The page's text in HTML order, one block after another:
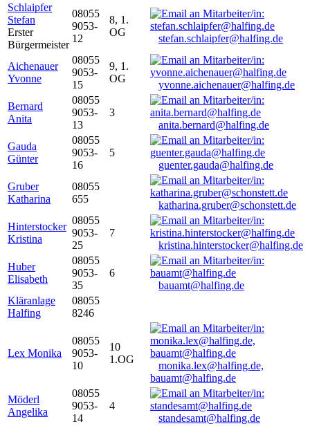
Schlaipfer
Stefan
Erster
Bürgermeister
08055
9053-
12
8, 1.
OG
stefan.schlaipfer@halfing.de
Aichenauer
Yvonne
08055
9053-
15
9, 1.
OG
yvonne.aichenauer@halfing.de
Bernard
Anita
08055
9053-
13
3
anita.bernard@halfing.de
Gauda
Günter
08055
9053-
16
5
guenter.gauda@halfing.de
Gruber
Katharina
08055
655
katharina.gruber@schonstett.de
Hinterstocker
Kristina
08055
9053-
25
7
kristina.hinterstocker@halfing.de
Huber
Elisabeth
08055
9053-
35
6
bauamt@halfing.de
Kläranlage
Halfing
08055
8246
Lex Monika
08055
9053-
10
10
1.OG
monika.lex@halfing.de,
bauamt@halfing.de
Möderl
Angelika
08055
9053-
14
4
standesamt@halfing.de